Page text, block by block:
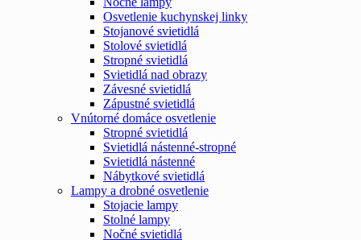
Osvetlenie kuchynskej linky
Stojanové svietidlá
Stolové svietidlá
Stropné svietidlá
Svietidlá nad obrazy
Závesné svietidlá
Zápustné svietidlá
Vnútorné domáce osvetlenie
Stropné svietidlá
Svietidlá nástenné-stropné
Svietidlá nástenné
Nábytkové svietidlá
Lampy a drobné osvetlenie
Stojacie lampy
Stolné lampy
Nočné svietidlá